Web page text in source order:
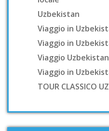
Uzbekistan
Viaggio in
Viaggio in
Viaggio
Viaggio in
TOUR CLASSICO